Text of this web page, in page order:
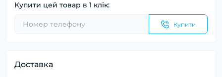
Купити цей товар в 1 клік:
Купити
Доставка